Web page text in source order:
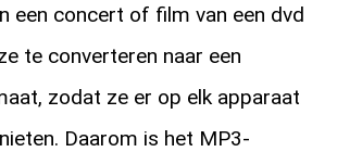
een concert of film van een dvd
te converteren naar een
zodat ze er op elk apparaat
Daarom is het MP3-